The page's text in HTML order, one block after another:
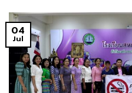
04
Jul